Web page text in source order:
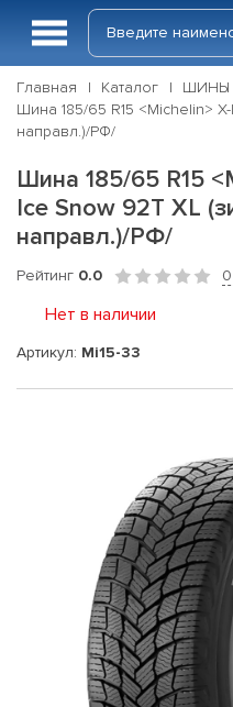
Главная Каталог ШИНЫ
Шина 185/65 R15 <Michelin>
направл.)/РФ/
Шина 185/65 R15
Ice Snow 92T XL
направл.)/РФ/
Рейтинг 0.0
Нет в наличии
Артикул: Mi15-33